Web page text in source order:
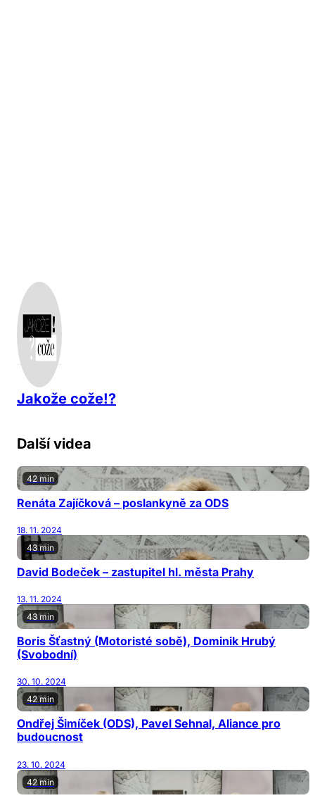
Jakože cože!?
Další videa
42 min
Renáta Zajíčková – poslankyně za ODS
18. 11. 2024
43 min
David Bodeček – zastupitel hl. města Prahy
13. 11. 2024
43 min
Boris Šťastný (Motoristé sobě), Dominik Hrubý
(Svobodní)
30. 10. 2024
42 min
Ondřej Šimíček (ODS), Pavel Sehnal, Aliance pro
budoucnost
23. 10. 2024
42 min